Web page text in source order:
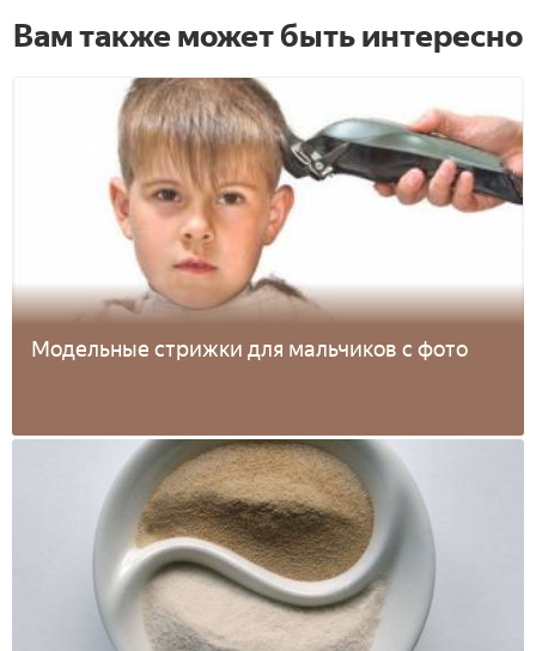
Вам также может быть интересно
Модельные стрижки для мальчиков с фото